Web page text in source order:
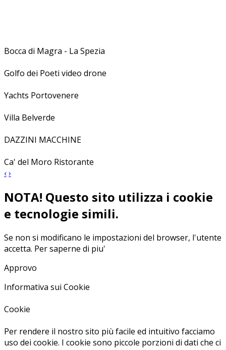
Bocca di Magra - La Spezia
Golfo dei Poeti video drone
Yachts Portovenere
Villa Belverde
DAZZINI MACCHINE
Ca' del Moro Ristorante
‹›
NOTA! Questo sito utilizza i cookie
e tecnologie simili.
Se non si modificano le impostazioni del browser, l'utente
accetta. Per saperne di piu'
Approvo
Informativa sui Cookie
Cookie
Per rendere il nostro sito più facile ed intuitivo facciamo
uso dei cookie. I cookie sono piccole porzioni di dati che ci